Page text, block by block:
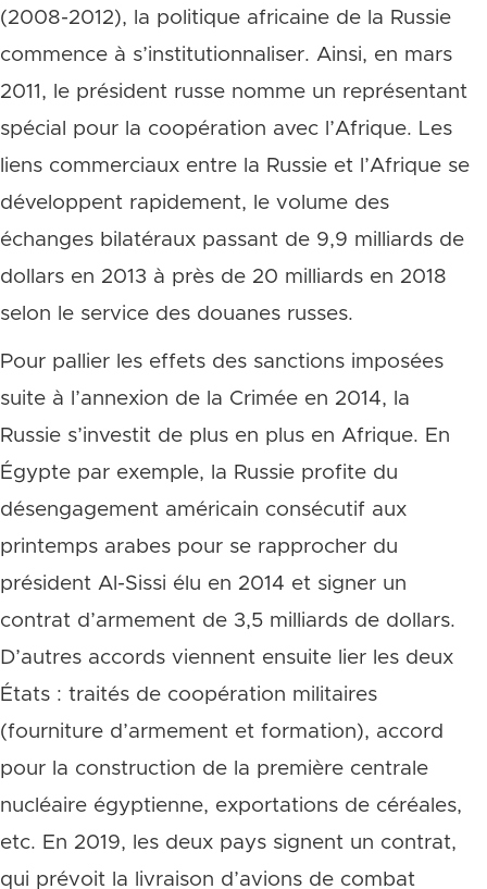
(2008-2012), la politique africaine de la Russie
commence à s’institutionnaliser. Ainsi, en mars
2011, le président russe nomme un représentant
spécial pour la coopération avec l’Afrique. Les
liens commerciaux entre la Russie et l’Afrique se
développent rapidement, le volume des
échanges bilatéraux passant de 9,9 milliards de
dollars en 2013 à près de 20 milliards en 2018
selon le service des douanes russes.
Pour pallier les effets des sanctions imposées
suite à l’annexion de la Crimée en 2014, la
Russie s’investit de plus en plus en Afrique. En
Égypte par exemple, la Russie profite du
désengagement américain consécutif aux
printemps arabes pour se rapprocher du
président Al-Sissi élu en 2014 et signer un
contrat d’armement de 3,5 milliards de dollars.
D’autres accords viennent ensuite lier les deux
États : traités de coopération militaires
(fourniture d’armement et formation), accord
pour la construction de la première centrale
nucléaire égyptienne, exportations de céréales,
etc. En 2019, les deux pays signent un contrat,
qui prévoit la livraison d’avions de combat